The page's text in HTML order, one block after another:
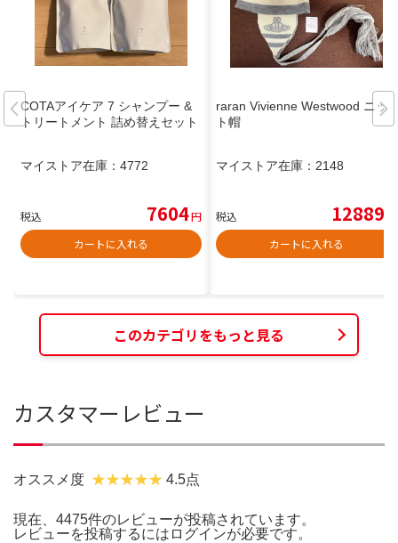
COTAアイケア 7 シャンプー &
トリートメント 詰め替えセット
マイストア在庫： 4772
税込 7604円
カートに入れる
raran Vivienne Westwood ニッ
ト帽
マイストア在庫： 2148
税込 12889
カートに入れる
このカテゴリをもっと見る
カスタマーレビュー
オススメ度 4.5点
現在、4475件のレビューが投稿されています。
レビューを投稿するには ログインが必要です。